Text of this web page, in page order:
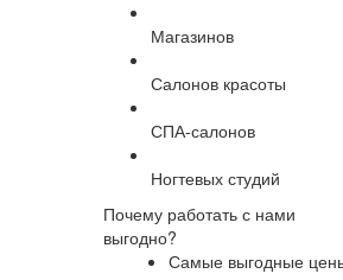
Магазинов
Салонов красоты
СПА-салонов
Ногтевых студий
Почему работать с нами
выгодно?
Самые выгодные